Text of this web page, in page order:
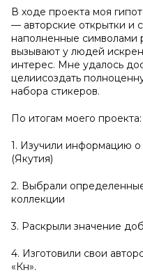
В ходе проекта моя
— авторские открытки и
наполненные символами
вызывают у людей
интерес. Мне удалось
целиисоздать
набора стикеров.
По итогам моего проекта:
1. Изучили информацию
(Якутия)
2. Выбрали
коллекции
3. Раскрыли значение
4. Изготовили свои
«Күн».